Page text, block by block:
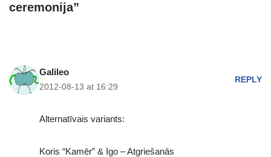
ceremonija”
Galileo
2012-08-13 at 16:29
REPLY
Alternatīvais variants:
Koris “Kamēr” & Igo – Atgriešanās